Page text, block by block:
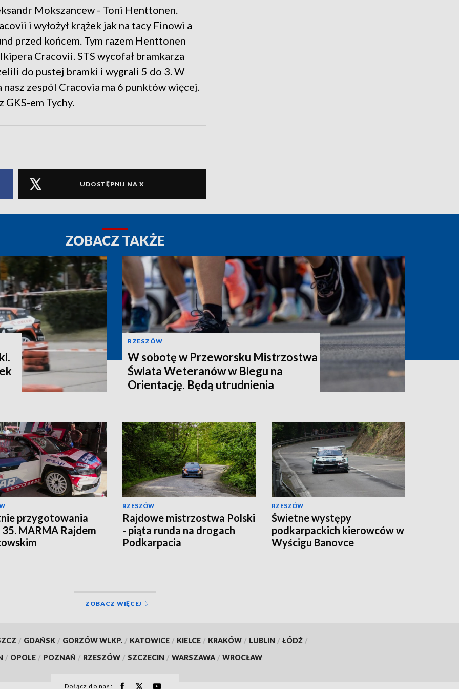
Mokszancew - Toni Henttonen.
i wyłożył krążek jak na tacy Finowi a
przed końcem. Tym razem Henttonen
Cracovii. STS wycofał bramkarza
do pustej bramki i wygrali 5 do 3. W
zespól Cracovia ma 6 punktów więcej.
em Tychy.
UDOSTĘPNIJ NA X
ZOBACZ TAKŻE
RZESZÓW
W sobotę w Przeworsku Mistrzostwa
Świata Weteranów w Biegu na
Orientację. Będą utrudnienia
przygotowania
MARMA Rajdem
RZESZÓW
Rajdowe mistrzostwa Polski
- piąta runda na drogach
Podkarpacia
RZESZÓW
Świetne występy
podkarpackich kierowców w
Wyścigu Banovce
ZOBACZ WIĘCEJ
/ GDAŃSK / GORZÓW WLKP. / KATOWICE / KIELCE / KRAKÓW / LUBLIN / ŁÓDŹ /
/ OPOLE / POZNAŃ / RZESZÓW / SZCZECIN / WARSZAWA / WROCŁAW
Dołącz do nas: